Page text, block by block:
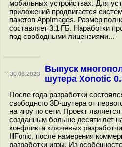
мобильных устройствах. Для
приложений продвигается
пакетов AppImages. Размер
составляет 3.1 ГБ. Наработки
под свободными лицензиями...
· 30.06.2023
Выпуск
шутера Xonotic
После года разработки
свободного 3D-шутера от
на игру по сети. Проект
созданным больше десяти лет
конфликта ключевых
IllFonic, после намерения
разработки игры. Из